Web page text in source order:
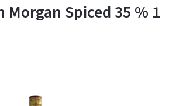
Morgan Spiced 35 % 1